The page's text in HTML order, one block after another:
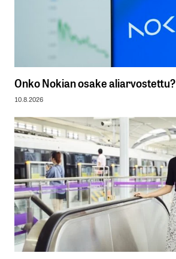
Onko Nokian osake aliarvostettu?
10.8.2026